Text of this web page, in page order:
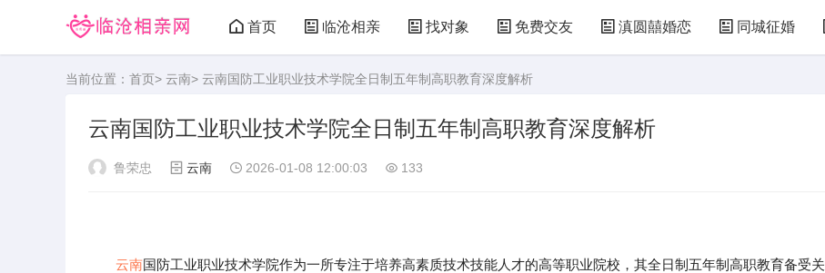
首页 临沧相亲 找对象 免费交友 滇圆囍婚恋 同城征婚
当前位置： 首页> 云南> 云南国防工业职业技术学院全日制五年制高职教育深度解析
云南国防工业职业技术学院全日制五年制高职教育深度解析
鲁荣忠 云南 2026-01-08 12:00:03 133
云南国防工业职业技术学院作为一所专注于培养高素质技术技能人才的高等职业院校，其全日制五年制高职教育备受关